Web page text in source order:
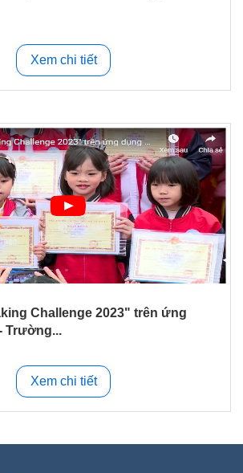
Xem chi tiết
Challenge 2023" trên ứng
Trường...
Xem chi tiết